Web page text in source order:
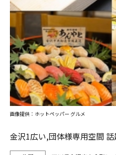
金沢1広い,団体様専用空間
画像提供：ホットペッパー グルメ